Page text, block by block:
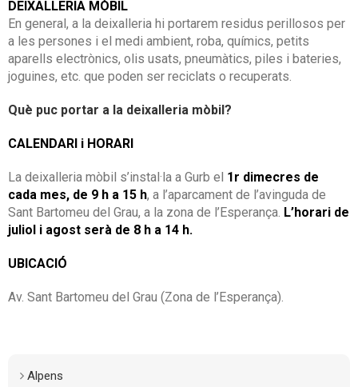
DEIXALLERIA MÒBIL
En general, a la deixalleria hi portarem residus perillosos per
a les persones i el medi ambient, roba, químics, petits
aparells electrònics, olis usats, pneumàtics, piles i bateries,
joguines, etc. que poden ser reciclats o recuperats.
Què puc portar a la deixalleria mòbil?
CALENDARI i HORARI
La deixalleria mòbil s’instal·la a Gurb el 1r dimecres de
cada mes, de 9 h a 15 h, a l’aparcament de l’avinguda de
Sant Bartomeu del Grau, a la zona de l’Esperança. L’horari de
juliol i agost serà de 8 h a 14 h.
UBICACIÓ
Av. Sant Bartomeu del Grau (Zona de l’Esperança).
Alpens